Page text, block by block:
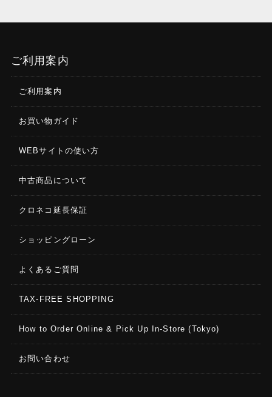
ご利用案内
ご利用案内
お買い物ガイド
WEBサイトの使い方
中古商品について
クロネコ延長保証
ショッピングローン
よくあるご質問
TAX-FREE SHOPPING
How to Order Online & Pick Up In-Store (Tokyo)
お問い合わせ